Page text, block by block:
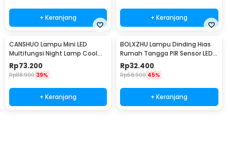
+ Keranjang + Keranjang
CANSHUO Lampu Mini LED
Multifungsi Night Lamp Cool
White 4.5V 3W 6 PCS - TD001
Rp73.200
Rp118.900 39%
+ Keranjang
BOLXZHU Lampu Dinding Hias
Rumah Tangga PIR Sensor LED
Warm White 3W - HCGY003
Rp32.400
Rp58.900 45%
+ Keranjang